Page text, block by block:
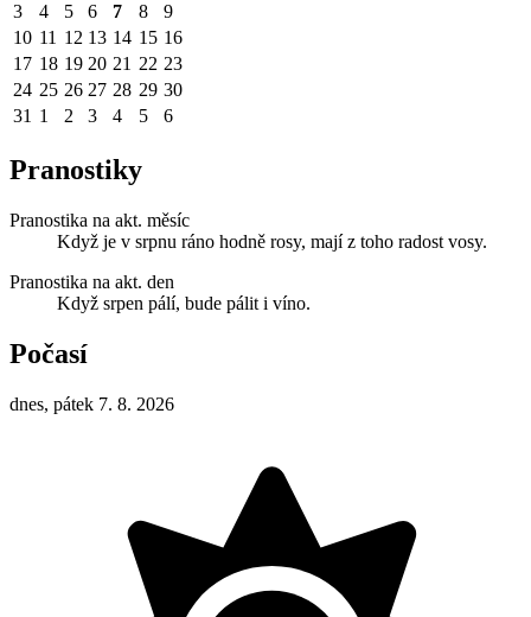
3
4 5 6 7 8
9
10 11 12 13 14 15 16
17 18 19 20 21 22 23
24 25 26 27 28 29 30
31 1 2 3 4 5 6
Pranostiky
Pranostika na akt. měsíc
Když je v srpnu ráno hodně rosy, mají z toho radost vosy.
Pranostika na akt. den
Když srpen pálí, bude pálit i víno.
Počasí
dnes, pátek 7. 8. 2026